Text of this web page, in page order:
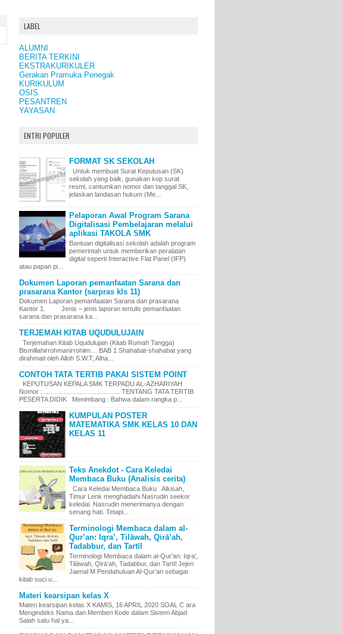
LABEL
ALUMNI
BERITA TERKINI
EKSTRAKURIKULER
Gerakan Pramuka Penegak
KURIKULUM
OSIS
PESANTREN
YAYASAN
ENTRI POPULER
FORMAT SK SEKOLAH
Untuk membuat Surat Keputusan (SK)
sekolah yang baik, gunakan kop surat
resmi, cantumkan nomor dan tanggal SK,
jelaskan landasan hukum (Me...
Pelaporan Awal Program Sarana
Digitalisasi Pembelajaran melalui
aplikasi TAKOLA SMK
Bantuan digitalisasi sekolah adalah program
pemerintah untuk memberikan peralatan
digital seperti Interactive Flat Panel (IFP)
atau papan pi...
Dokumen Laporan pemanfaatan Sarana dan
prasarana Kantor (sarpras kls 11)
Dokumen Laporan pemanfaatan Sarana dan prasarana
Kantor 1. Jenis – jenis laporan tertulis pemanfaatan
sarana dan prasarana ka...
TERJEMAH KITAB UQUDULUJAIN
Terjemahan Kitab Uqudulujain (Kitab Rumah Tangga)
Bismillahirrohmanirrohiim… BAB 1 Shahabat-shahabat yang
dirahmati oleh Alloh S.W.T, Alha...
CONTOH TATA TERTIB PAKAI SISTEM POINT
KEPUTUSAN KEPALA SMK TERPADU AL-AZHARIYAH
Nomor : …………………………….. TENTANG TATA TERTIB
PESERTA DIDIK Menimbang : Bahwa dalam rangka p...
KUMPULAN POSTER
MATEMATIKA SMK KELAS 10 DAN
KELAS 11
Teks Anekdot - Cara Keledai
Membaca Buku (Analisis cerita)
Cara Keledai Membaca Buku Alkisah,
Timur Lenk menghadiahi Nasrudin seekor
keledai. Nasrudin menerimanya dengan
senang hati. Tetapi...
Terminologi Membaca dalam al-
Qur’an: Iqra’, Tilāwah, Qirā’ah,
Tadabbur, dan Tartīl
Terminologi Membaca dalam al-Qur’an: Iqra’,
Tilāwah, Qirā’ah, Tadabbur, dan Tartīl Jejen
Jaenal M Pendahuluan Al-Qur’an sebagai
kitab suci u...
Materi kearsipan kelas X
Materi kearsipan kelas X KAMIS, 16 APRIL 2020 SOAL C ara
Mengindeks Nama dan Memberi Kode dalam Sistem Abjad
Salah satu hal ya...